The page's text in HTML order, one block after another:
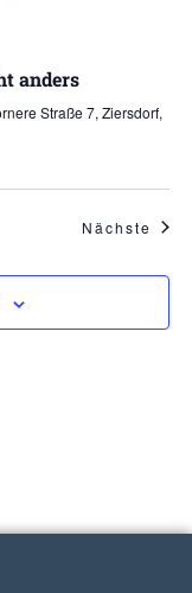
anders
Straße 7, Ziersdorf,
Nächste